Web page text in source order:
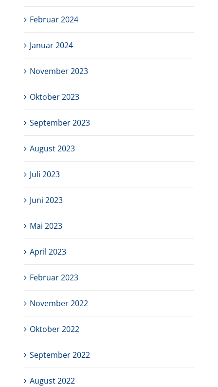
Februar 2024
Januar 2024
November 2023
Oktober 2023
September 2023
August 2023
Juli 2023
Juni 2023
Mai 2023
April 2023
Februar 2023
November 2022
Oktober 2022
September 2022
August 2022